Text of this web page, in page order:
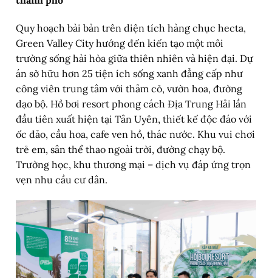
Quy hoạch bài bản trên diện tích hàng chục hecta,
Green Valley City hướng đến kiến tạo một môi
trường sống hài hòa giữa thiên nhiên và hiện đại. Dự
án sở hữu hơn 25 tiện ích sống xanh đẳng cấp như
công viên trung tâm với thảm cỏ, vườn hoa, đường
dạo bộ. Hồ bơi resort phong cách Địa Trung Hải lần
đầu tiên xuất hiện tại Tân Uyên, thiết kế độc đáo với
ốc đảo, cầu hoa, cafe ven hồ, thác nước. Khu vui chơi
trẻ em, sân thể thao ngoài trời, đường chạy bộ.
Trường học, khu thương mại – dịch vụ đáp ứng trọn
vẹn nhu cầu cư dân.